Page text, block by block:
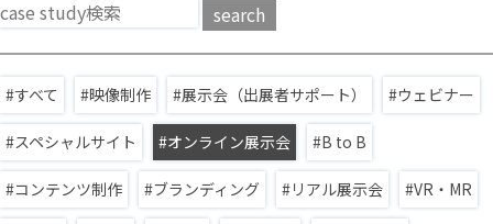
search
すべて 映像制作 展示会（出展者サポート） ウェビナー
スペシャルサイト オンライン展示会 B to B
コンテンツ制作 ブランディング リアル展示会 VR・MR